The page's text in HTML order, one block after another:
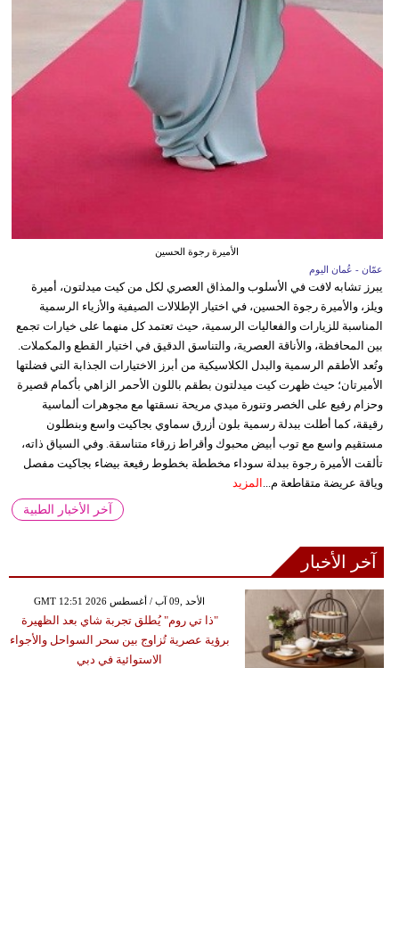
الأميرة رجوة الحسين
عمّان - عُمان اليوم
يبرز تشابه لافت في الأسلوب والمذاق العصري لكل من كيت ميدلتون، أميرة
ويلز، والأميرة رجوة الحسين، في اختيار الإطلالات الصيفية والأزياء الرسمية
المناسبة للزيارات والفعاليات الرسمية، حيث تعتمد كل منهما على خيارات تجمع
بين المحافظة، والأناقة العصرية، والتناسق الدقيق في اختيار القطع والمكملات.
وتُعد الأطقم الرسمية والبدل الكلاسيكية من أبرز الاختيارات الجذابة التي فضلتها
الأميرتان؛ حيث ظهرت كيت ميدلتون بطقم باللون الأحمر الزاهي بأكمام قصيرة
وحزام رفيع على الخصر وتنورة ميدي مريحة نسقتها مع مجوهرات ألماسية
رقيقة، كما أطلت ببدلة رسمية بلون أزرق سماوي بجاكيت واسع وبنطلون
مستقيم واسع مع توب أبيض محبوك وأقراط زرقاء متناسقة. وفي السياق ذاته،
تألقت الأميرة رجوة ببدلة سوداء مخططة بخطوط رفيعة بيضاء بجاكيت مفصل
وياقة عريضة متقاطعة م... المزيد
آخر الأخبار الطبية
آخر الأخبار
GMT 12:51 2026 الأحد ,09 آب / أغسطس
"ذا تي روم" يُطلق تجربة شاي بعد الظهيرة
برؤية عصرية تُزاوج بين سحر السواحل والأجواء
الاستوائية في دبي